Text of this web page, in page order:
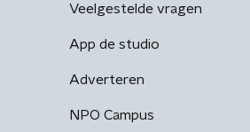
Veelgestelde vragen
App de studio
Adverteren
NPO Campus